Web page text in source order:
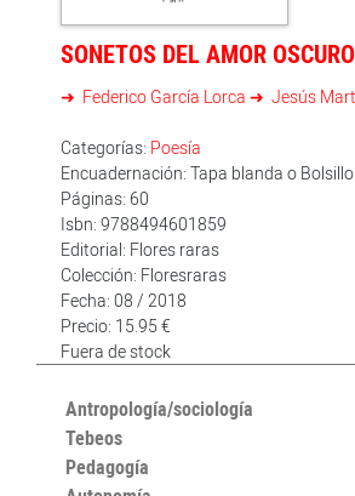
SONETOS DEL AMOR OSCURO
Federico García Lorca Jesús
Categorías: Poesía
Encuadernación: Tapa blanda o Bolsillo
Páginas: 60
Isbn: 9788494601859
Editorial: Flores raras
Colección: Floresraras
Fecha: 08 / 2018
Precio: 15.95 €
Fuera de stock
Antropología/sociología
Tebeos
Pedagogía